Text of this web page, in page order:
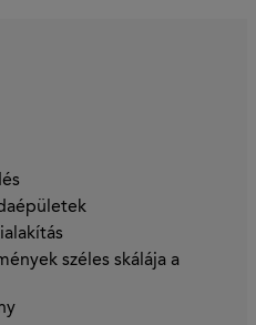
széles skálája a